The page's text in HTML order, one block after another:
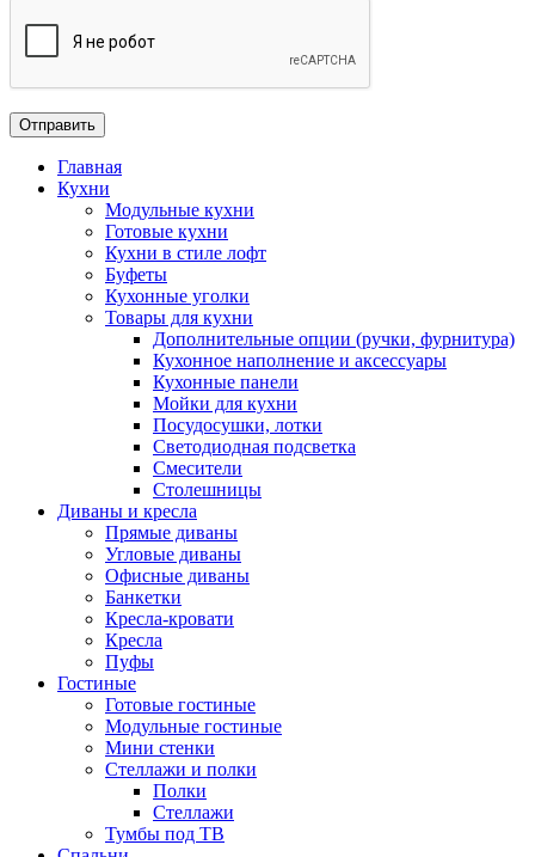
Главная
Кухни
Модульные кухни
Готовые кухни
Кухни в стиле лофт
Буфеты
Кухонные уголки
Товары для кухни
Дополнительные опции (ручки, фурнитура)
Кухонное наполнение и аксессуары
Кухонные панели
Мойки для кухни
Посудосушки, лотки
Светодиодная подсветка
Смесители
Столешницы
Диваны и кресла
Прямые диваны
Угловые диваны
Офисные диваны
Банкетки
Кресла-кровати
Кресла
Пуфы
Гостиные
Готовые гостиные
Модульные гостиные
Мини стенки
Стеллажи и полки
Полки
Стеллажи
Тумбы под ТВ